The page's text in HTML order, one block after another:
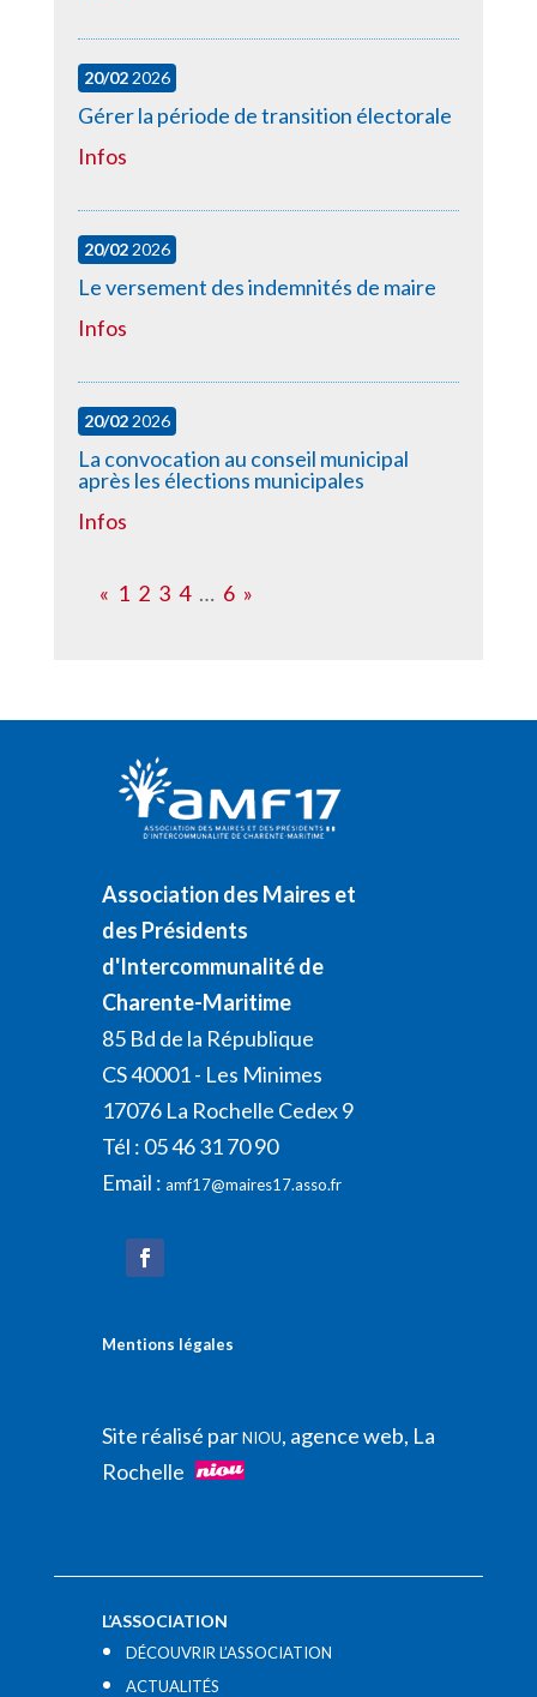
20/022026
Gérer la période de transition électorale
Infos
20/022026
Le versement des indemnités de maire
Infos
20/022026
La convocation au conseil municipal
après les élections municipales
Infos
« 1 2 3 4 … 6 »
Association des Maires et
des Présidents
d'Intercommunalité de
Charente-Maritime
85 Bd de la République
CS 40001 - Les Minimes
17076 La Rochelle Cedex 9
Tél : 05 46 31 70 90
Email : amf17@maires17.asso.fr
Mentions légales
Site réalisé parNIOU, agence web, La
Rochelle
L’ASSOCIATION
DÉCOUVRIR L’ASSOCIATION
ACTUALITÉS